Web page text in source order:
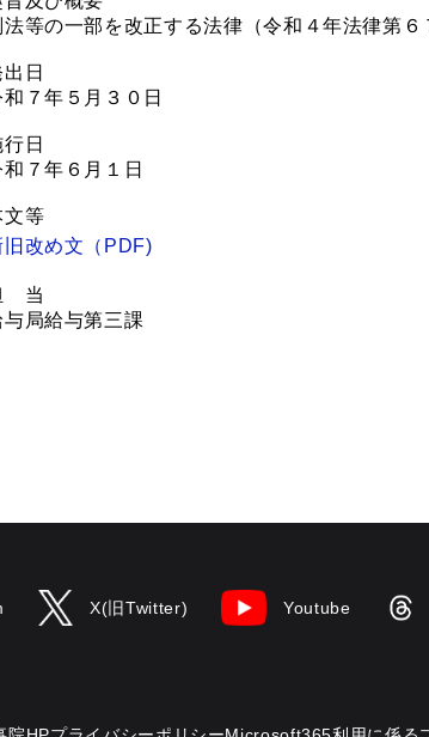
の一部を改正する法律（令和４年法律第６
日
年５月３０日
日
年６月１日
等
旧改め文（PDF)
当
給与第三課
X(旧Twitter) Youtube